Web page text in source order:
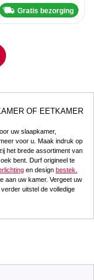
Gratis bezorging
OF EETKAMER
uw slaapkamer,
voor u. Maak indruk op
het brede assortiment van
bent. Durf origineel te
en design bestek.
aan uw kamer. Vergeet uw
uitstel de volledige